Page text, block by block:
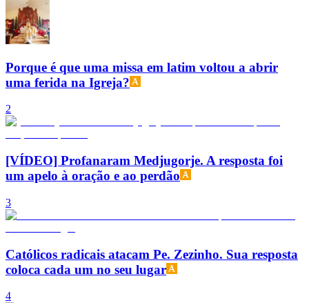
Porque é que uma missa em latim voltou a abrir
uma ferida na Igreja?
2
[VÍDEO] Profanaram Medjugorje. A resposta foi
um apelo à oração e ao perdão
3
Católicos radicais atacam Pe. Zezinho. Sua resposta
coloca cada um no seu lugar
4